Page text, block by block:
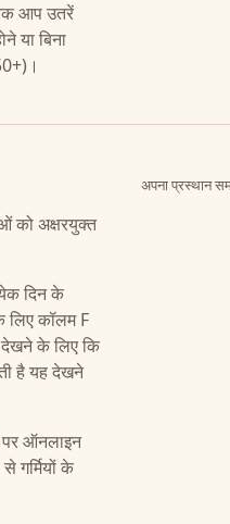
आप उतरें
या बिना
को अक्षरयुक्त
दिन के
लिए कॉलम F
देखने के लिए कि
है यह देखने
ऑनलाइन
गर्मियों के
अपना प्रस्थान